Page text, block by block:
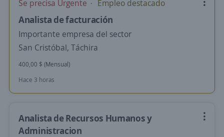
Se precisa Urgente Empleo destacado
Analista de facturación
Importante empresa del sector
San Cristóbal, Táchira
400,00 $ (Mensual)
Hace 3 horas
Analista de Recursos Humanos y
Administracion